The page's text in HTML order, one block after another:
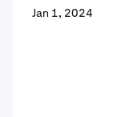
Jan 1, 2024